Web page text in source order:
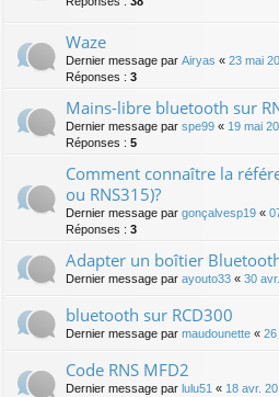
Waze
Dernier message par Airyas « 23 mai
Réponses : 3
Mains-libre bluetooth sur
Dernier message par spe99 « 19 mai
Réponses : 5
Comment connaître la
ou RNS315)?
Dernier message par gonçalvesp19 «
Réponses : 3
Adapter un boîtier
Dernier message par ayouto33 « 30
bluetooth sur RCD300
Dernier message par maudounette « 26
Code RNS MFD2
Dernier message par lulu51 « 18 avr.